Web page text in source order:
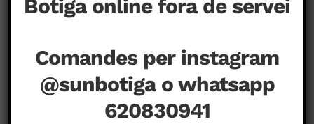
Botiga online fora de servei
Comandes per instagram
@sunbotiga o whatsapp
620830941